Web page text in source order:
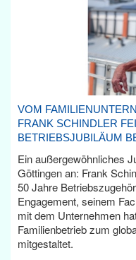
VOM
FRANK SCHINDLER
BETRIEBSJUBILÄUM
Ein außergewöhnliches
Göttingen an: Frank
50 Jahre
Engagement, seinem
mit dem Unternehmen
Familienbetrieb zum
mitgestaltet.